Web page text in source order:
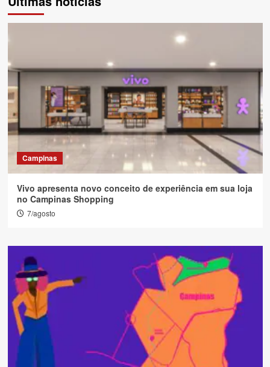
Campinas
Vivo apresenta novo conceito de experiência em sua loja
no Campinas Shopping
7/agosto